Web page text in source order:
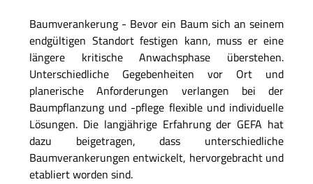
Baumverankerung - Bevor ein Baum sich an seinem
endgültigen Standort festigen kann, muss er eine
längere kritische Anwachsphase überstehen.
Unterschiedliche Gegebenheiten vor Ort und
planerische Anforderungen verlangen bei der
Baumpflanzung und -pflege flexible und individuelle
Lösungen. Die langjährige Erfahrung der GEFA hat
dazu beigetragen, dass unterschiedliche
Baumverankerungen entwickelt, hervorgebracht und
etabliert worden sind.